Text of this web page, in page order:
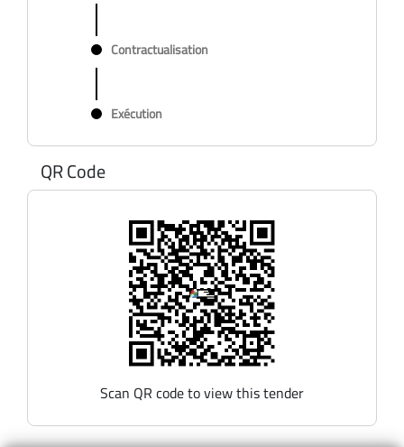
Contractualisation
Exécution
QR Code
Scan QR code to view this tender